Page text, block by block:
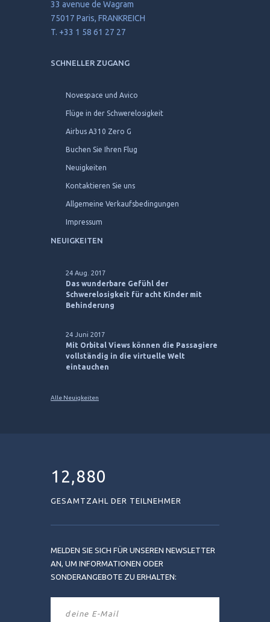
33 avenue de Wagram
75017 Paris, FRANKREICH
T. +33 1 58 61 27 27
SCHNELLER ZUGANG
Novespace und Avico
Flüge in der Schwerelosigkeit
Airbus A310 Zero G
Buchen Sie Ihren Flug
Neuigkeiten
Kontaktieren Sie uns
Allgemeine Verkaufsbedingungen
Impressum
NEUIGKEITEN
24 Aug. 2017
Das wunderbare Gefühl der
Schwerelosigkeit für acht Kinder mit
Behinderung
24 Juni 2017
Mit Orbital Views können die Passagiere
vollständig in die virtuelle Welt
eintauchen
Alle Neuigkeiten
12,880
GESAMTZAHL DER TEILNEHMER
MELDEN SIE SICH FÜR UNSEREN NEWSLETTER
AN, UM INFORMATIONEN ODER
SONDERANGEBOTE ZU ERHALTEN: